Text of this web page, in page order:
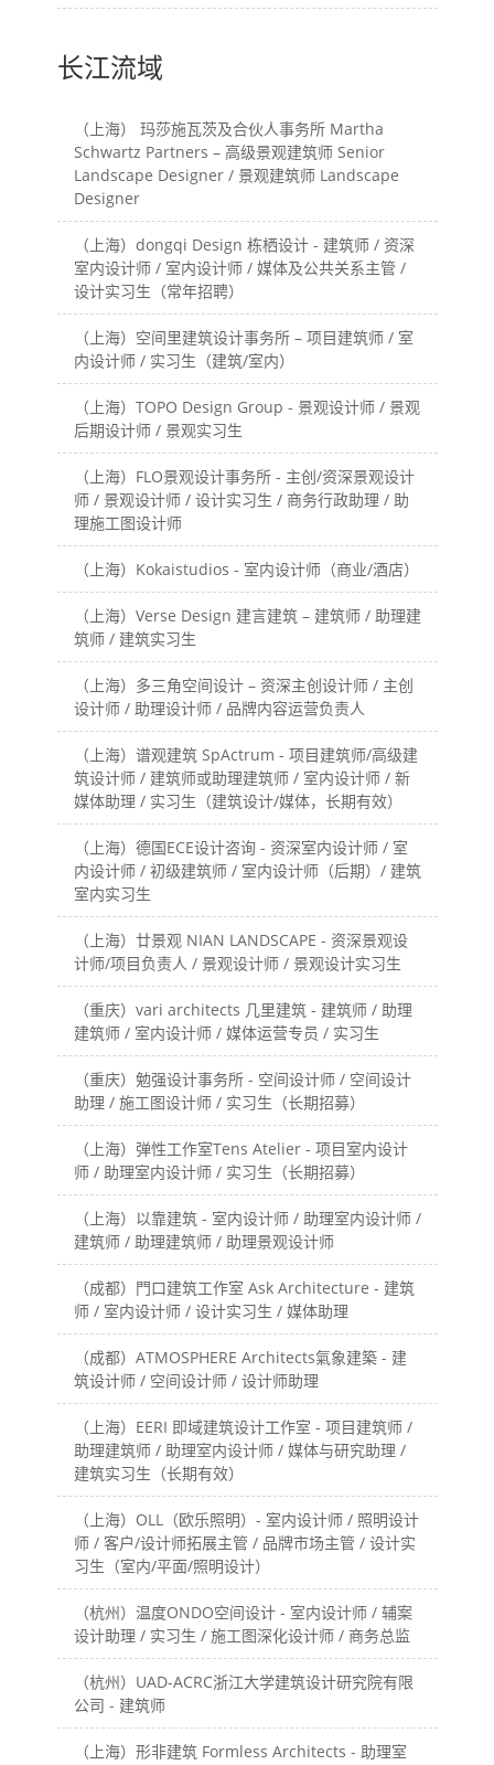
长江流域
（上海） 玛莎施瓦茨及合伙人事务所 Martha
Schwartz Partners – 高级景观建筑师 Senior
Landscape Designer / 景观建筑师 Landscape
Designer
（上海）dongqi Design 栋栖设计 - 建筑师 / 资深
室内设计师 / 室内设计师 / 媒体及公共关系主管 /
设计实习生（常年招聘）
（上海）空间里建筑设计事务所 – 项目建筑师 / 室
内设计师 / 实习生（建筑/室内）
（上海）TOPO Design Group - 景观设计师 / 景观
后期设计师 / 景观实习生
（上海）FLO景观设计事务所 - 主创/资深景观设计
师 / 景观设计师 / 设计实习生 / 商务行政助理 / 助
理施工图设计师
（上海）Kokaistudios - 室内设计师（商业/酒店）
（上海）Verse Design 建言建筑 – 建筑师 / 助理建
筑师 / 建筑实习生
（上海）多三角空间设计 – 资深主创设计师 / 主创
设计师 / 助理设计师 / 品牌内容运营负责人
（上海）谱观建筑 SpActrum - 项目建筑师/高级建
筑设计师 / 建筑师或助理建筑师 / 室内设计师 / 新
媒体助理 / 实习生（建筑设计/媒体，长期有效）
（上海）德国ECE设计咨询 - 资深室内设计师 / 室
内设计师 / 初级建筑师 / 室内设计师（后期）/ 建筑
室内实习生
（上海）廿景观 NIAN LANDSCAPE - 资深景观设
计师/项目负责人 / 景观设计师 / 景观设计实习生
（重庆）vari architects 几里建筑 - 建筑师 / 助理
建筑师 / 室内设计师 / 媒体运营专员 / 实习生
（重庆）勉强设计事务所 - 空间设计师 / 空间设计
助理 / 施工图设计师 / 实习生（长期招募）
（上海）弹性工作室Tens Atelier - 项目室内设计
师 / 助理室内设计师 / 实习生（长期招募）
（上海）以靠建筑 - 室内设计师 / 助理室内设计师 /
建筑师 / 助理建筑师 / 助理景观设计师
（成都）門口建筑工作室 Ask Architecture - 建筑
师 / 室内设计师 / 设计实习生 / 媒体助理
（成都）ATMOSPHERE Architects氣象建築 - 建
筑设计师 / 空间设计师 / 设计师助理
（上海）EERI 即域建筑设计工作室 - 项目建筑师 /
助理建筑师 / 助理室内设计师 / 媒体与研究助理 /
建筑实习生（长期有效）
（上海）OLL（欧乐照明）- 室内设计师 / 照明设计
师 / 客户/设计师拓展主管 / 品牌市场主管 / 设计实
习生（室内/平面/照明设计）
（杭州）温度ONDO空间设计 - 室内设计师 / 辅案
设计助理 / 实习生 / 施工图深化设计师 / 商务总监
（杭州）UAD-ACRC浙江大学建筑设计研究院有限
公司 - 建筑师
（上海）形非建筑 Formless Architects - 助理室